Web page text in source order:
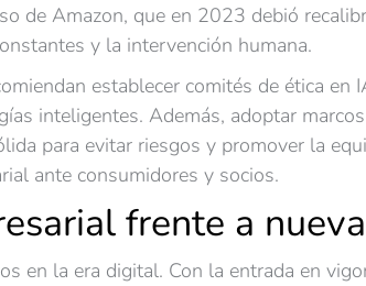
de Amazon, que en 2023 debió
y la intervención humana.
establecer comités de ética
inteligentes. Además, adoptar
para evitar riesgos y promover la
ante consumidores y socios.
frente a
en la era digital. Con la entrada en